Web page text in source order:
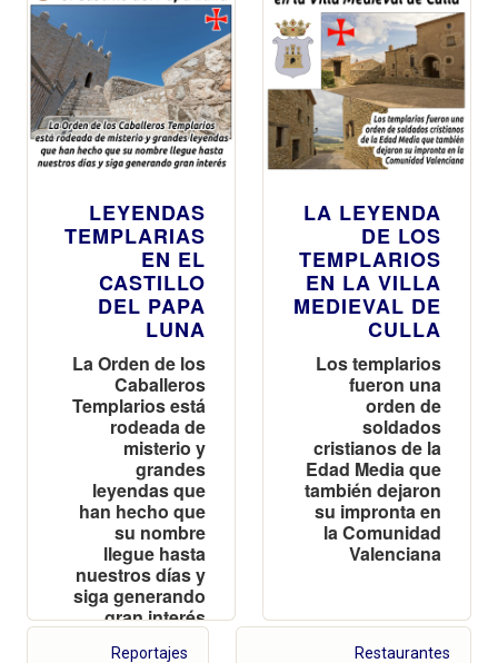
LEYENDAS
TEMPLARIAS
EN EL
CASTILLO
DEL PAPA
LUNA
La Orden de los
Caballeros
Templarios está
rodeada de
misterio y
grandes
leyendas que
han hecho que
su nombre
llegue hasta
nuestros días y
siga generando
gran interés
LA LEYENDA
DE LOS
TEMPLARIOS
EN LA VILLA
MEDIEVAL DE
CULLA
Los templarios
fueron una
orden de
soldados
cristianos de la
Edad Media que
también dejaron
su impronta en
la Comunidad
Valenciana
Reportajes Restaurantes